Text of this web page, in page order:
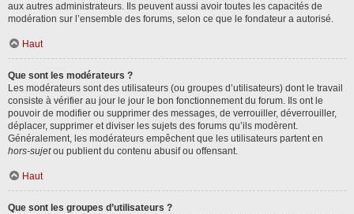
aux autres administrateurs. Ils peuvent aussi avoir toutes les capacités de
modération sur l’ensemble des forums, selon ce que le fondateur a autorisé.
Haut
Que sont les modérateurs ?
Les modérateurs sont des utilisateurs (ou groupes d’utilisateurs) dont le travail
consiste à vérifier au jour le jour le bon fonctionnement du forum. Ils ont le
pouvoir de modifier ou supprimer des messages, de verrouiller, déverrouiller,
déplacer, supprimer et diviser les sujets des forums qu’ils modèrent.
Généralement, les modérateurs empêchent que les utilisateurs partent en
hors-sujetou publient du contenu abusif ou offensant.
Haut
Que sont les groupes d’utilisateurs ?